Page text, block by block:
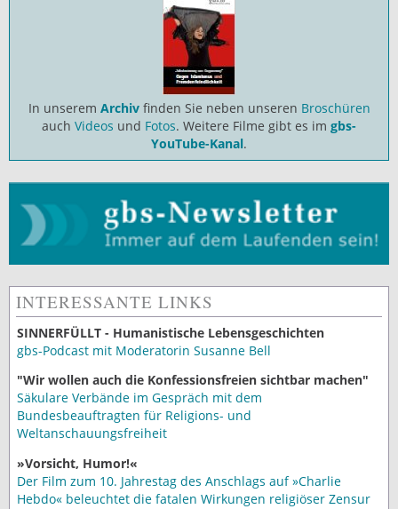
In unserem Archiv finden Sie neben unseren Broschüren
auch Videos und Fotos. Weitere Filme gibt es im gbs-
YouTube-Kanal.
INTERESSANTE LINKS
SINNERFÜLLT - Humanistische Lebensgeschichten
gbs-Podcast mit Moderatorin Susanne Bell
"Wir wollen auch die Konfessionsfreien sichtbar machen"
Säkulare Verbände im Gespräch mit dem
Bundesbeauftragten für Religions- und
Weltanschauungsfreiheit
»Vorsicht, Humor!«
Der Film zum 10. Jahrestag des Anschlags auf »Charlie
Hebdo« beleuchtet die fatalen Wirkungen religiöser Zensur